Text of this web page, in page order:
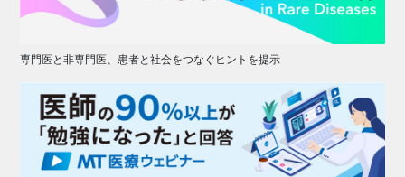
専門医と非専門医、患者と社会をつなぐヒントを提示